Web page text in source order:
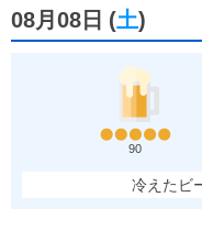
08月08日 (土)
90
冷えたビ